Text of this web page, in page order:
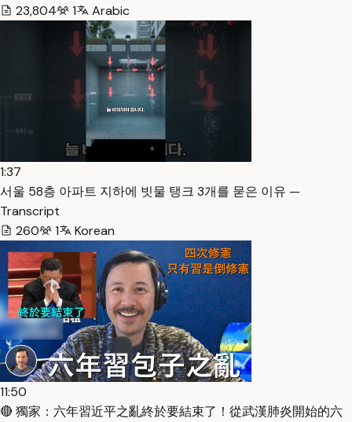
23,804
1 Arabic
1:37
서울 58층 아파트 지하에 빗물 탱크 3개를 묻은 이유 —
Transcript
260
1 Korean
11:50
🔴 獨家：六年習近平之亂終於要結束了！從武漢肺炎開始的六